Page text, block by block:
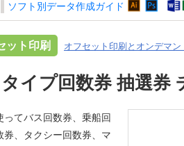
ソフト別データ作成ガイド
ット印刷 オフセット印刷とオンデマ
イプ回数券 抽選券
てバス回数券、乗船回
、タクシー回数券、マ